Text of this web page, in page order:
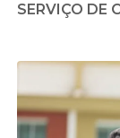
SERVIÇO DE